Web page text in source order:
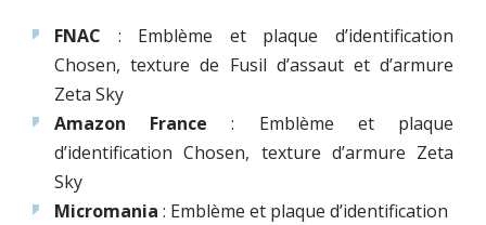
FNAC : Emblème et plaque d’identification
Chosen, texture de Fusil d’assaut et d’armure
Zeta Sky
Amazon France : Emblème et plaque
d’identification Chosen, texture d’armure Zeta
Sky
Micromania : Emblème et plaque d’identification